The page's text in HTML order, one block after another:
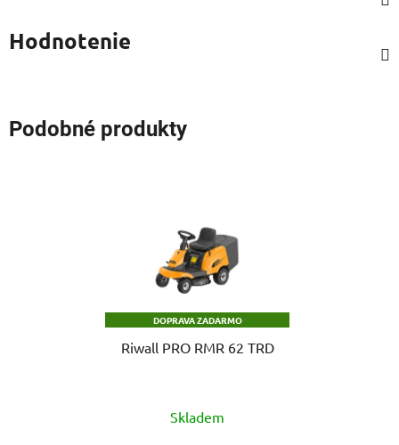
Hodnotenie
Podobné produkty
DOPRAVA ZADARMO
Riwall PRO RMR 62 TRD
Skladem